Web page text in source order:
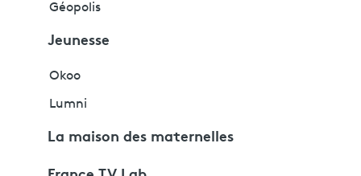
Géopolis
Jeunesse
Okoo
Lumni
La maison des maternelles